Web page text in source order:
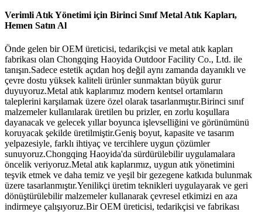
Verimli Atık Yönetimi için Birinci Sınıf Metal Atık Kapları,
Hemen Satın Al
Önde gelen bir OEM üreticisi, tedarikçisi ve metal atık kapları
fabrikası olan Chongqing Haoyida Outdoor Facility Co., Ltd. ile
tanışın.Sadece estetik açıdan hoş değil aynı zamanda dayanıklı ve
çevre dostu yüksek kaliteli ürünler sunmaktan büyük gurur
duyuyoruz.Metal atık kaplarımız modern kentsel ortamların
taleplerini karşılamak üzere özel olarak tasarlanmıştır.Birinci sınıf
malzemeler kullanılarak üretilen bu prizler, en zorlu koşullara
dayanacak ve gelecek yıllar boyunca işlevselliğini ve görünümünü
koruyacak şekilde üretilmiştir.Geniş boyut, kapasite ve tasarım
yelpazesiyle, farklı ihtiyaç ve tercihlere uygun çözümler
sunuyoruz.Chongqing Haoyida'da sürdürülebilir uygulamalara
öncelik veriyoruz.Metal atık kaplarımız, uygun atık yönetimini
teşvik etmek ve daha temiz ve yeşil bir gezegene katkıda bulunmak
üzere tasarlanmıştır.Yenilikçi üretim teknikleri uygulayarak ve geri
dönüştürülebilir malzemeler kullanarak çevresel etkimizi en aza
indirmeye çalışıyoruz.Bir OEM üreticisi, tedarikçisi ve fabrikası